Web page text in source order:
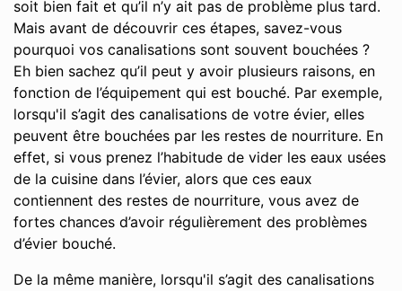
soit bien fait et qu’il n’y ait pas de problème plus tard.
Mais avant de découvrir ces étapes, savez-vous
pourquoi vos canalisations sont souvent bouchées ?
Eh bien sachez qu’il peut y avoir plusieurs raisons, en
fonction de l’équipement qui est bouché. Par exemple,
lorsqu'il s’agit des canalisations de votre évier, elles
peuvent être bouchées par les restes de nourriture. En
effet, si vous prenez l’habitude de vider les eaux usées
de la cuisine dans l’évier, alors que ces eaux
contiennent des restes de nourriture, vous avez de
fortes chances d’avoir régulièrement des problèmes
d’évier bouché.
De la même manière, lorsqu'il s’agit des canalisations